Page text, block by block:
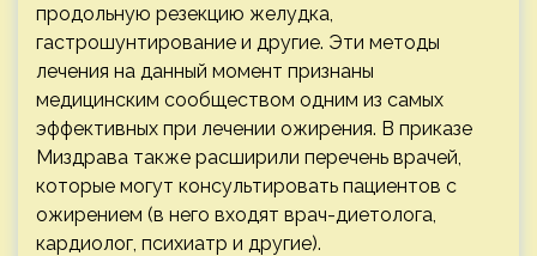
продольную резекцию желудка,
гастрошунтирование и другие. Эти методы
лечения на данный момент признаны
медицинским сообществом одним из самых
эффективных при лечении ожирения. В приказе
Миздрава также расширили перечень врачей,
которые могут консультировать пациентов с
ожирением (в него входят врач-диетолога,
кардиолог, психиатр и другие).